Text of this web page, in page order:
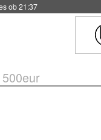
danes ob 21:23